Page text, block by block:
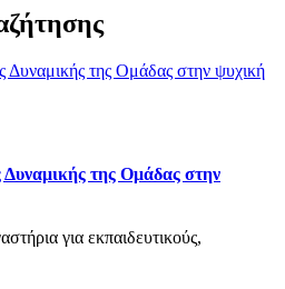
της Ομάδας στην
για εκπαιδευτικούς,